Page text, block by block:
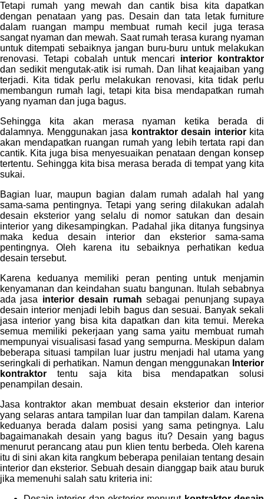
Tetapi rumah yang mewah dan cantik bisa kita dapatkan
dengan penataan yang pas. Desain dan tata letak furniture
dalam ruangan mampu membuat rumah kecil juga terasa
sangat nyaman dan mewah. Saat rumah terasa kurang nyaman
untuk ditempati sebaiknya jangan buru-buru untuk melakukan
renovasi. Tetapi cobalah untuk mencari interior kontraktor
dan sedikit mengutak-atik isi rumah. Dan lihat keajaiban yang
terjadi. Kita tidak perlu melakukan renovasi, kita tidak perlu
membangun rumah lagi, tetapi kita bisa mendapatkan rumah
yang nyaman dan juga bagus.
Sehingga kita akan merasa nyaman ketika berada di
dalamnya. Menggunakan jasa kontraktor desain interiorkita
akan mendapatkan ruangan rumah yang lebih tertata rapi dan
cantik. Kita juga bisa menyesuaikan penataan dengan konsep
tertentu. Sehingga kita bisa merasa berada di tempat yang kita
sukai.
Bagian luar, maupun bagian dalam rumah adalah hal yang
sama-sama pentingnya. Tetapi yang sering dilakukan adalah
desain eksterior yang selalu di nomor satukan dan desain
interior yang dikesampingkan. Padahal jika ditanya fungsinya
maka kedua desain interior dan eksterior sama-sama
pentingnya. Oleh karena itu sebaiknya perhatikan kedua
desain tersebut.
Karena keduanya memiliki peran penting untuk menjamin
kenyamanan dan keindahan suatu bangunan. Itulah sebabnya
ada jasa interior desain rumah sebagai penunjang supaya
desain interior menjadi lebih bagus dan sesuai. Banyak sekali
jasa interior yang bisa kita dapatkan dan kita temui. Mereka
semua memiliki pekerjaan yang sama yaitu membuat rumah
mempunyai visualisasi fasad yang sempurna. Meskipun dalam
beberapa situasi tampilan luar justru menjadi hal utama yang
seringkali di perhatikan. Namun dengan menggunakan Interior
kontraktortentu saja kita bisa mendapatkan solusi
penampilan desain.
Jasa kontraktor akan membuat desain eksterior dan interior
yang selaras antara tampilan luar dan tampilan dalam. Karena
keduanya berada dalam posisi yang sama petingnya. Lalu
bagaimanakah desain yang bagus itu? Desain yang bagus
menurut perancang atau pun klien tentu berbeda. Oleh karena
itu di sini akan kita rangkum beberapa penilaian tentang desain
interior dan eksterior. Sebuah desain dianggap baik atau buruk
jika memenuhi salah satu kriteria ini: